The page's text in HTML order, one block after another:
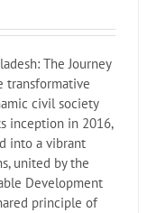
The Journey
transformative
civil society
inception in 2016,
into a vibrant
united by the
Development
principle of